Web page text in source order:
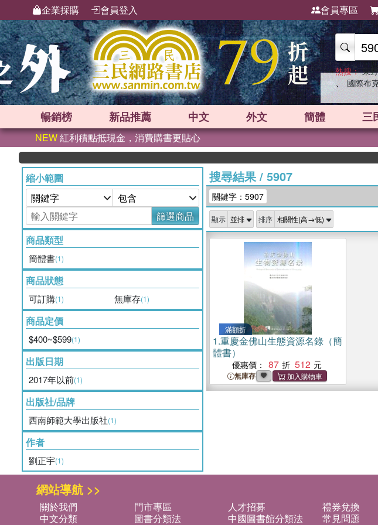
企業採購 會員登入 會員專區
熱搜： 東
、 國際布
暢銷榜 新品推薦 中文 外文 簡體 三
NEW紅利積點抵現金，消費購書更貼心
縮小範圍
篩選商品
商品類型
簡體書(1)
商品狀態
可訂購(1) 無庫存(1)
商品定價
$400~$599(1)
出版日期
2017年以前(1)
出版社/品牌
西南師範大學出版社(1)
作者
劉正宇(1)
搜尋結果/ 5907
關鍵字：5907
顯示 排序
滿額折
1.重慶金佛山生態資源名錄（簡
體書）
優惠價： 87 512
無庫存
網站導航 >>
關於我們 門市專區 人才招募 禮券兌換
中文分類
圖書分類法 中國圖書館分類法 常見問題